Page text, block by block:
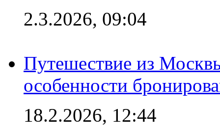
2.3.2026, 09:04
Путешествие из
особенности
18.2.2026, 12:44